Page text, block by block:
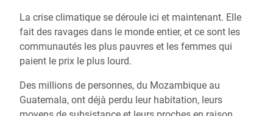
La crise climatique se déroule ici et maintenant. Elle
fait des ravages dans le monde entier, et ce sont les
communautés les plus pauvres et les femmes qui
paient le prix le plus lourd.
Des millions de personnes, du Mozambique au
Guatemala, ont déjà perdu leur habitation, leurs